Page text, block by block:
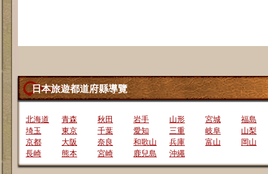
日本旅遊都道府縣導覽
北海道 青森 秋田 岩手 山形 宮城
福島
埼玉
東京 千葉 愛知 三重 岐阜
山梨
京都
大阪 奈良 和歌山 兵庫 富山
岡山
長崎
熊本 宮崎 鹿兒島 沖繩